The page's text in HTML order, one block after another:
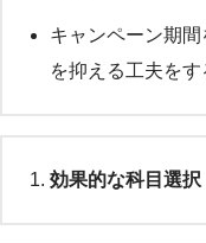
キャンペーン期
を抑える工夫をす
効果的な科目選択